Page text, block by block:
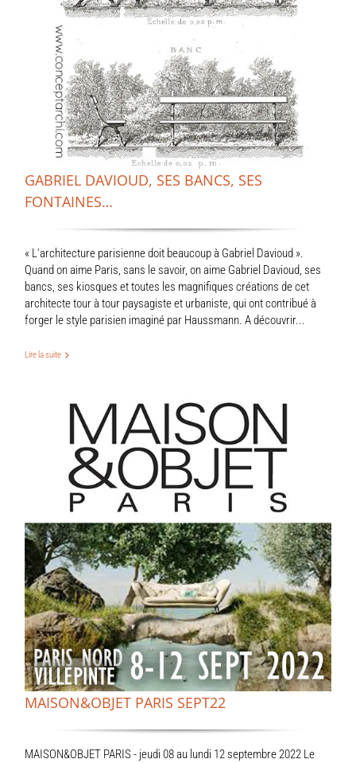
GABRIEL DAVIOUD, SES BANCS, SES
FONTAINES…
« L'architecture parisienne doit beaucoup à Gabriel Davioud ».
Quand on aime Paris, sans le savoir, on aime Gabriel Davioud, ses
bancs, ses kiosques et toutes les magnifiques créations de cet
architecte tour à tour paysagiste et urbaniste, qui ont contribué à
forger le style parisien imaginé par Haussmann. A découvrir...
Lire la suite
MAISON&OBJET PARIS SEPT22
MAISON&OBJET PARIS - jeudi 08 au lundi 12 septembre 2022 Le